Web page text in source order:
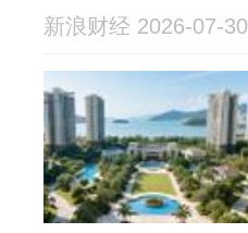
新浪财经 2026-07-30